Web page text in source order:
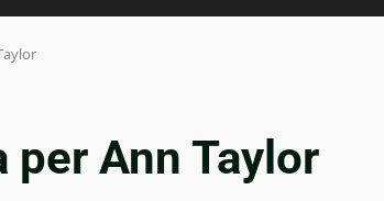
Ann Taylor